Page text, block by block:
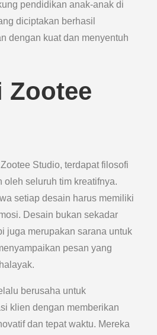
pendidikan anak-anak di
diciptakan berhasil
dengan kuat dan menyentuh
Zootee
Studio, terdapat filosofi
oleh seluruh tim kreatifnya.
setiap desain harus memiliki
Desain bukan sekadar
juga merupakan sarana untuk
pesan yang
berusaha untuk
klien dengan memberikan
dan tepat waktu. Mereka